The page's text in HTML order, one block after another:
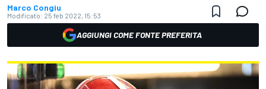
Marco Congiu
Modificato: 25 feb 2022, 15:53
AGGIUNGI COME FONTE PREFERITA